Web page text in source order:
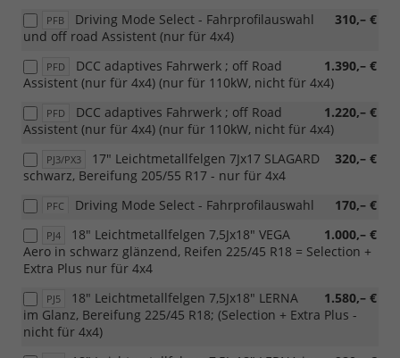
PFB 310,– €
Driving Mode Select - Fahrprofilauswahl
und off road Assistent (nur für 4x4)
PFD 1.390,– €
DCC adaptives Fahrwerk ; off Road
Assistent (nur für 4x4) (nur für 110kW, nicht für 4x4)
PFD 1.220,– €
DCC adaptives Fahrwerk ; off Road
Assistent (nur für 4x4) (nur für 110kW, nicht für 4x4)
PJ3/PX3 320,– €
17" Leichtmetallfelgen 7Jx17 SLAGARD
schwarz, Bereifung 205/55 R17 - nur für 4x4
PFC 170,– €
Driving Mode Select - Fahrprofilauswahl
PJ4 1.000,– €
18" Leichtmetallfelgen 7,5Jx18" VEGA
Aero in schwarz glänzend, Reifen 225/45 R18 = Selection +
Extra Plus nur für 4x4
PJ5 1.580,– €
18" Leichtmetallfelgen 7,5Jx18" LERNA
im Glanz, Bereifung 225/45 R18; (Selection + Extra Plus -
nicht für 4x4)